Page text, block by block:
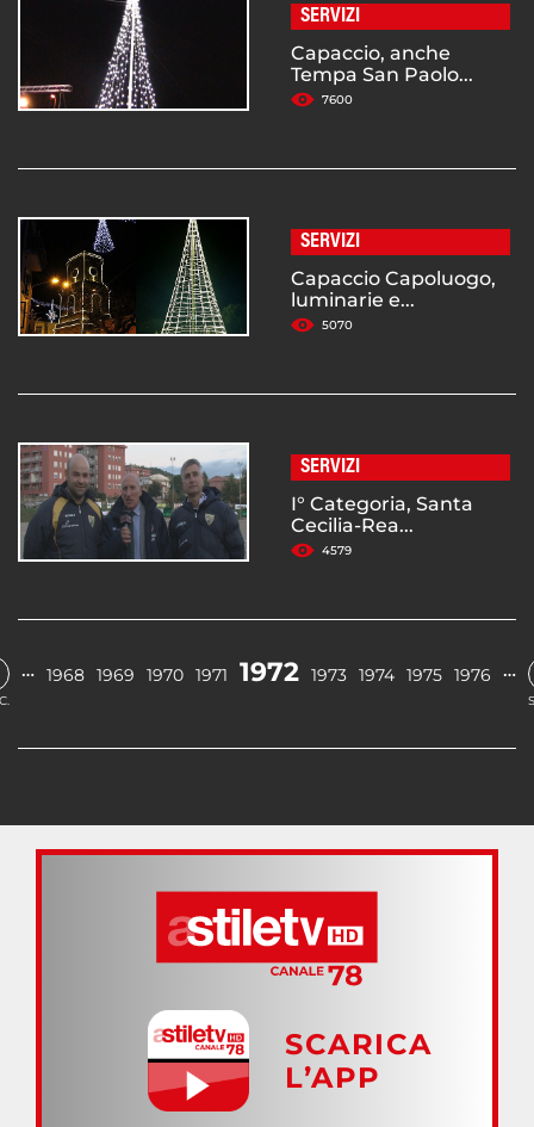
SERVIZI
Capaccio, anche
Tempa San Paolo...
7600
SERVIZI
Capaccio Capoluogo,
luminarie e...
5070
SERVIZI
I° Categoria, Santa
Cecilia-Rea...
4579
… 1968 1969 1970 1971 1972 1973 1974 1975 1976 …
SCARICA
L’APP